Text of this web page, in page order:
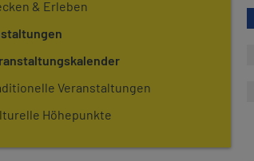
& Erleben
Veranstaltungen
Höhepunkte